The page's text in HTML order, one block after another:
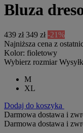
Bluza
439 zł 349 zł -21%
Najniższa cena z
Kolor: fioletowy
Wybierz rozmiar
M
XL
Dodaj do koszyka
Darmowa dostawa i
Darmowa dostawa i